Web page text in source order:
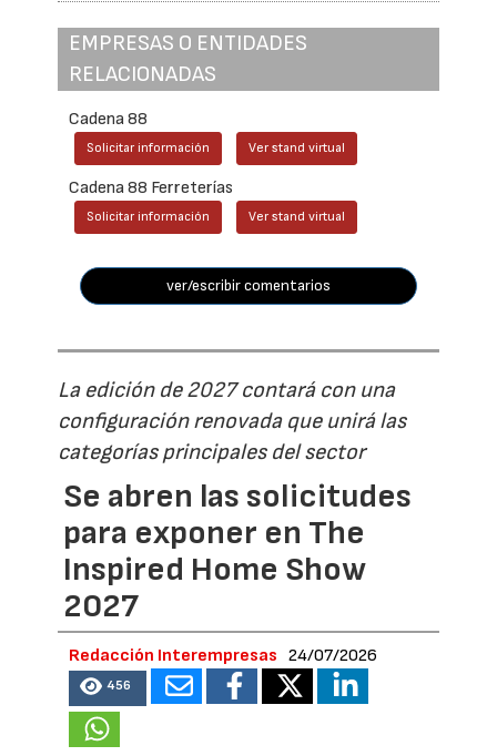
EMPRESAS O ENTIDADES
RELACIONADAS
Cadena 88
Solicitar información Ver stand virtual
Cadena 88 Ferreterías
Solicitar información Ver stand virtual
ver/escribir comentarios
La edición de 2027 contará con una
configuración renovada que unirá las
categorías principales del sector
Se abren las solicitudes
para exponer en The
Inspired Home Show
2027
Redacción Interempresas 24/07/2026
456